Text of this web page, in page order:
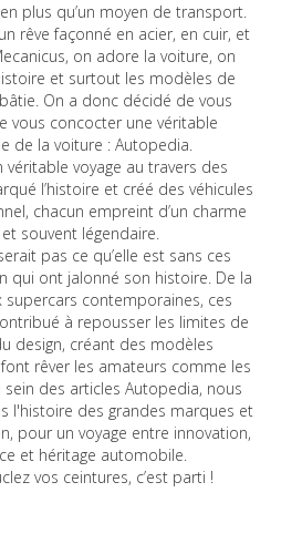
plus qu’un moyen de transport.
rêve façonné en acier, en cuir, et
on adore la voiture, on
et surtout les modèles de
On a donc décidé de vous
vous concocter une véritable
de la voiture : Autopedia.
voyage au travers des
l’histoire et créé des véhicules
chacun empreint d’un charme
souvent légendaire.
pas ce qu’elle est sans ces
qui ont jalonné son histoire. De la
supercars contemporaines, ces
à repousser les limites de
design, créant des modèles
rêver les amateurs comme les
sein des articles Autopedia, nous
l'histoire des grandes marques et
pour un voyage entre innovation,
et héritage automobile.
vos ceintures, c’est parti !